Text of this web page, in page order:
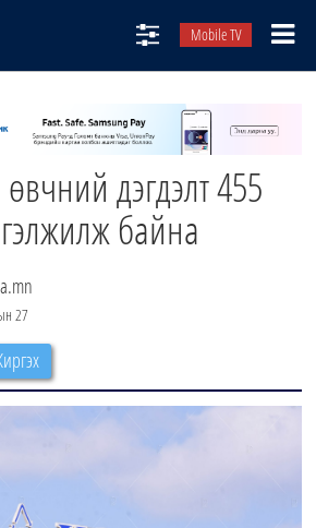
Mobile TV
дэгдэлт 455
байна
27